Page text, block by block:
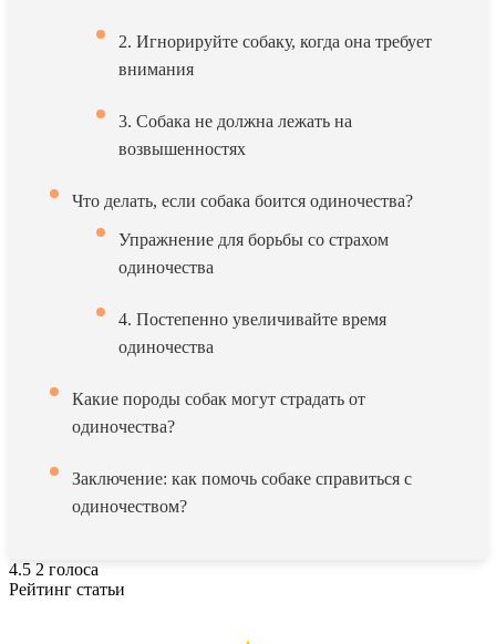
2. Игнорируйте собаку, когда она требует
внимания
3. Собака не должна лежать на
возвышенностях
Что делать, если собака боится одиночества?
Упражнение для борьбы со страхом
одиночества
4. Постепенно увеличивайте время
одиночества
Какие породы собак могут страдать от
одиночества?
Заключение: как помочь собаке справиться с
одиночеством?
4.5 2 голоса
Рейтинг статьи